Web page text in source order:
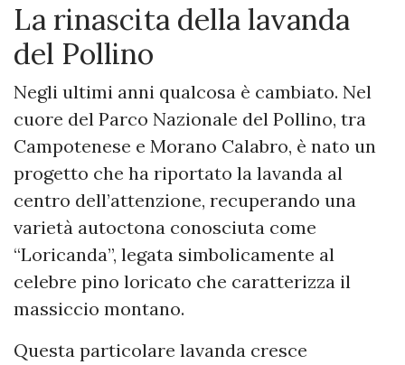
La rinascita della lavanda
del Pollino
Negli ultimi anni qualcosa è cambiato. Nel
cuore del Parco Nazionale del Pollino, tra
Campotenese e Morano Calabro, è nato un
progetto che ha riportato la lavanda al
centro dell’attenzione, recuperando una
varietà autoctona conosciuta come
“Loricanda”, legata simbolicamente al
celebre pino loricato che caratterizza il
massiccio montano.
Questa particolare lavanda cresce